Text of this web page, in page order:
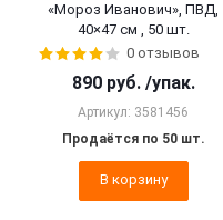
«Мороз Иванович», ПВД,
40×47 см , 50 шт.
0 отзывов
890 руб. /упак.
Артикул: 3581456
Продаётся по 50 шт.
В корзину